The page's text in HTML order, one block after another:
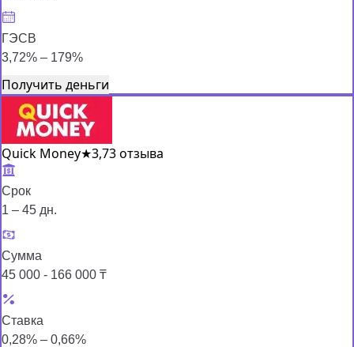
ГЭСВ
3,72% – 179%
Получить деньги
Quick Money★3,73 отзыва
Срок
1 – 45 дн.
Сумма
45 000 - 166 000 ₸
Ставка
0,28% – 0,66%